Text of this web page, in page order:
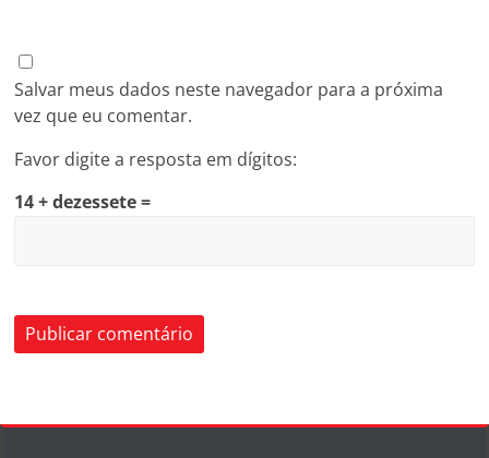
Salvar meus dados neste navegador para a próxima
vez que eu comentar.
Favor digite a resposta em dígitos:
14 + dezessete =